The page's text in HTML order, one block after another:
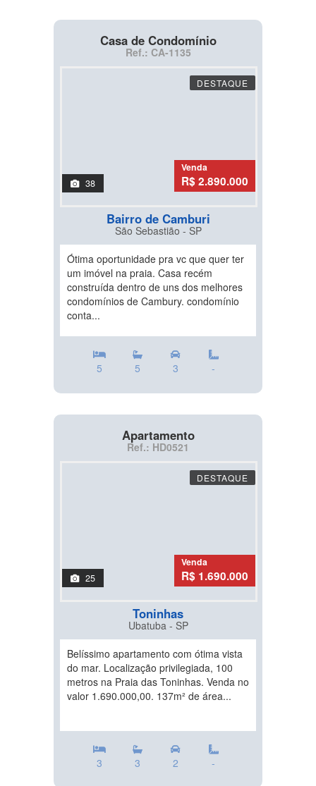
Casa de Condomínio
Ref.: CA-1135
DESTAQUE
38
Venda
R$ 2.890.000
Bairro de Camburi
São Sebastião - SP
Ótima oportunidade pra vc que quer ter
um imóvel na praia. Casa recém
construída dentro de uns dos melhores
condomínios de Cambury. condomínio
conta...
5 5 3 -
Apartamento
Ref.: HD0521
DESTAQUE
25
Venda
R$ 1.690.000
Toninhas
Ubatuba - SP
Belíssimo apartamento com ótima vista
do mar. Localização privilegiada, 100
metros na Praia das Toninhas. Venda no
valor 1.690.000,00. 137m² de área...
3 3 2 -